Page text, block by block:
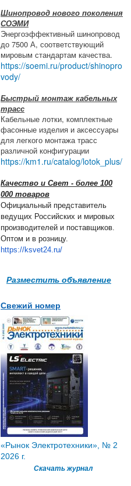
Шинопровод нового поколения
СОЭМИ
Энергоэффективный шинопровод
до 7500 А, соответствующий
мировым стандартам качества.
https://soemi.ru/product/shinopro
vody/
Быстрый монтаж кабельных
трасс
Кабельные лотки, комплектные
фасонные изделия и аксессуары
для легкого монтажа трасс
различной конфигурации
https://km1.ru/catalog/lotok_plus/
Качество и Свет - более 100
000 товаров
Официальный представитель
ведущих Российских и мировых
производителей и поставщиков.
Оптом и в розницу.
https://ksvet24.ru/
Разместить объявление
Свежий номер
«Рынок Электротехники», № 2
2026 г.
Скачать журнал